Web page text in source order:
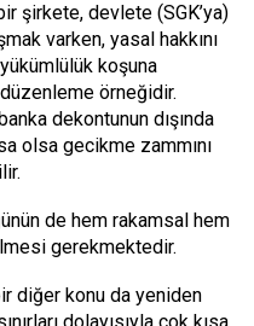
şirkete, devlete (SGK’ya)
varken, yasal hakkını
koşuna
örneğidir.
dekontunun dışında
olsa gecikme zammını
de hem rakamsal hem
gerekmektedir.
diğer konu da yeniden